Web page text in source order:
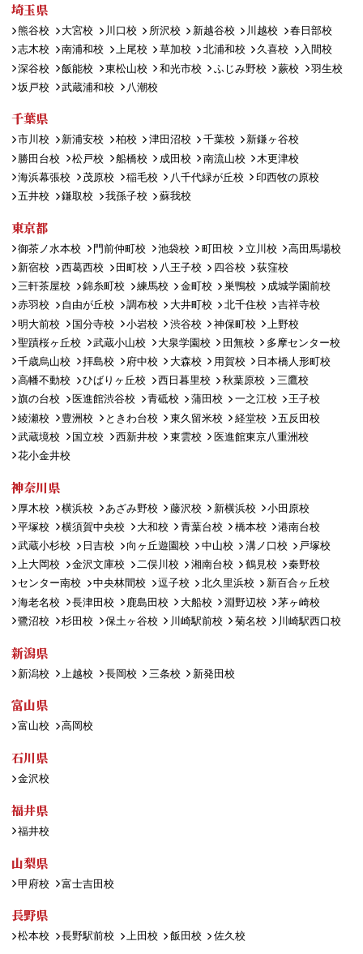
埼玉県
熊谷校 大宮校 川口校 所沢校 新越谷校 川越校
春日部校
志木校
南浦和校 上尾校 草加校 北浦和校 久喜校
入間校
深谷校
飯能校 東松山校 和光市校 ふじみ野校 蕨校
羽生校
坂戸校
武蔵浦和校 八潮校
千葉県
市川校 新浦安校 柏校 津田沼校 千葉校
新鎌ヶ谷校
勝田台校
松戸校 船橋校 成田校 南流山校
木更津校
海浜幕張校
茂原校 稲毛校 八千代緑が丘校
印西牧の原校
五井校
鎌取校 我孫子校 蘇我校
東京都
御茶ノ水本校 門前仲町校 池袋校 町田校 立川校
高田馬場校
新宿校
西葛西校 田町校 八王子校 四谷校
荻窪校
三軒茶屋校
錦糸町校 練馬校 金町校 巣鴨校
成城学園前校
赤羽校
自由が丘校 調布校 大井町校 北千住校
吉祥寺校
明大前校
国分寺校 小岩校 渋谷校 神保町校
上野校
聖蹟桜ヶ丘校
武蔵小山校 大泉学園校 田無校
多摩センター校
千歳烏山校
拝島校 府中校 大森校 用賀校
日本橋人形町校
高幡不動校
ひばりヶ丘校 西日暮里校 秋葉原校
三鷹校
旗の台校
医進館渋谷校 青砥校 蒲田校 一之江校
王子校
綾瀬校
豊洲校 ときわ台校 東久留米校 経堂校
五反田校
武蔵境校
国立校 西新井校 東雲校
医進館東京八重洲校
花小金井校
神奈川県
厚木校 横浜校 あざみ野校 藤沢校 新横浜校
小田原校
平塚校
横須賀中央校 大和校 青葉台校 橋本校
港南台校
武蔵小杉校
日吉校 向ヶ丘遊園校 中山校 溝ノ口校
戸塚校
上大岡校
金沢文庫校 二俣川校 湘南台校 鶴見校
秦野校
センター南校
中央林間校 逗子校 北久里浜校
新百合ヶ丘校
海老名校
長津田校 鹿島田校 大船校 淵野辺校
茅ヶ崎校
鷺沼校
杉田校 保土ヶ谷校 川崎駅前校 菊名校 川崎駅西口校
新潟県
新潟校 上越校 長岡校 三条校 新発田校
富山県
富山校 高岡校
石川県
金沢校
福井県
福井校
山梨県
甲府校 富士吉田校
長野県
松本校 長野駅前校 上田校 飯田校 佐久校